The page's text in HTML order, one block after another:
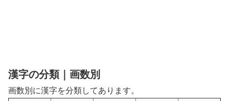
漢字の分類｜画数別
画数別に漢字を分類してあります。